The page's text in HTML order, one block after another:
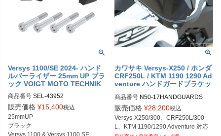
PRN015536-015554-016067-01616
8-32
PRN015536-015554-016067-01616
PRN015536-015554-016067-01616
PRN015536-015554-016067-01616
8-35
PRN015536-015554-016067-01616
8-36
PRN015536-015554-016067-01616
8-37
PRN015536-015554-016067-01616
8-38
Versys 1100/SE 2024- ハンド
ルバーライザー 25mm UP ブラ
ック VOIGT MOTO TECHNIK
商品番号 SEL-43952
43952　ナビホルダーなし
43953　ナビホルダーあり
販売価格 ¥15,400税込
25mmUP
ブラック
Versys 1100 & Versys 1100 SE
カワサキ Versys-X250 / ホンダ
CRF250L / KTM 1190 1290 Ad
venture ハンドガードブラケッ
商品番号 N50-17HANDGUARDS
販売価格 ¥28,200税込
Versys-X250/300、CRF250L/300
L、KTM 1190/1290 Adventure 対応